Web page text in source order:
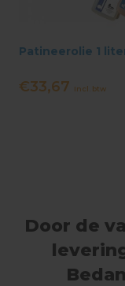
Patineerolie 1
€33,67 Incl. btw
Door de